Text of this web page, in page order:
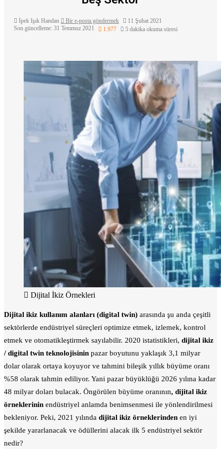
İpek Işık Handan Bir e-posta göndermek
11 Şubat 2021
Son güncelleme: 31 Temmuz 2021
1.977 5 dakika okuma süresi
Dijital İkiz Örnekleri
Dijital ikiz kullanım alanları (digital twin) arasında şu anda çeşitli
sektörlerde endüstriyel süreçleri optimize etmek, izlemek, kontrol
etmek ve otomatikleştirmek sayılabilir. 2020 istatistikleri, dijital ikiz
/ digital twin teknolojisinin pazar boyutunu yaklaşık 3,1 milyar
dolar olarak ortaya koyuyor ve tahmini bileşik yıllık büyüme oranı
%58 olarak tahmin ediliyor. Yani pazar büyüklüğü 2026 yılına kadar
48 milyar doları bulacak. Öngörülen büyüme oranının, dijital ikiz
örneklerinin endüstriyel anlamda benimsenmesi ile yönlendirilmesi
bekleniyor. Peki, 2021 yılında dijital ikiz örneklerinden en iyi
şekilde yararlanacak ve ödüllerini alacak ilk 5 endüstriyel sektör
nedir?